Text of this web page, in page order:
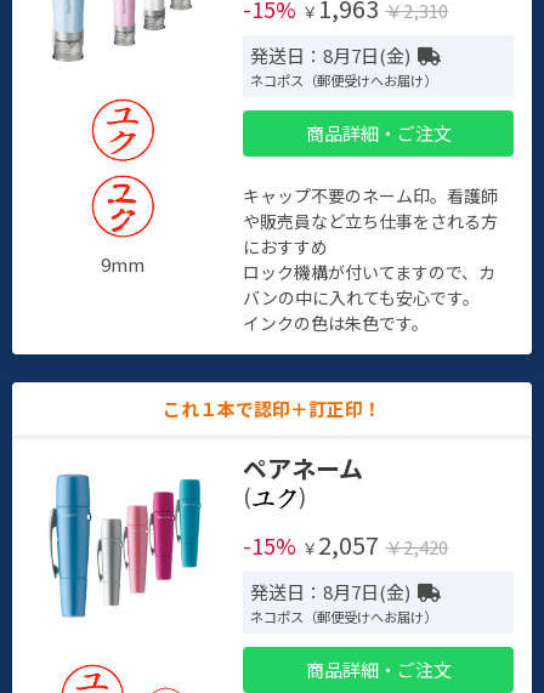
9mm
-15% ￥ 1,963 ￥2,310
発送日：8月7日(金)
ネコポス（郵便受けへお届け）
商品詳細・ご注文
キャップ不要のネーム印。看護師
や販売員など立ち仕事をされる方
におすすめ
ロック機構が付いてますので、カ
バンの中に入れても安心です。
インクの色は朱色です。
これ１本で認印＋訂正印！
ペアネーム
(
)
-15% ￥ 2,057 ￥2,420
発送日：8月7日(金)
ネコポス（郵便受けへお届け）
商品詳細・ご注文